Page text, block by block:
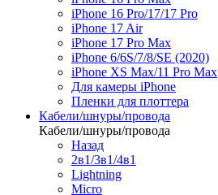
iPhone 16 Pro/17/17 Pro
iPhone 17 Air
iPhone 17 Pro Max
iPhone 6/6S/7/8/SE (2020)
iPhone XS Max/11 Pro Max
Для камеры iPhone
Пленки для плоттера
Кабели/шнуры/провода
Кабели/шнуры/провода
Назад
2в1/3в1/4в1
Lightning
Micro